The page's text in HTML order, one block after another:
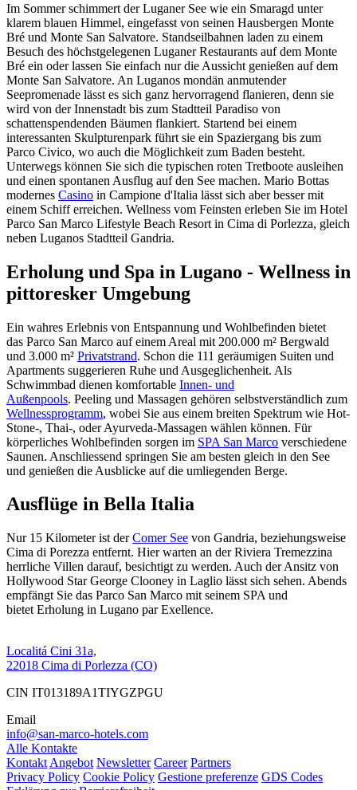
Im Sommer schimmert der Luganer See wie ein Smaragd unter
klarem blauen Himmel, eingefasst von seinen Hausbergen Monte
Bré und Monte San Salvatore. Standseilbahnen laden zu einem
Besuch des höchstgelegenen Luganer Restaurants auf dem Monte
Bré ein oder lassen Sie einfach nur die Aussicht genießen auf dem
Monte San Salvatore. An Luganos mondän anmutender
Seepromenade lässt es sich ganz hervorragend flanieren, denn sie
wird von der Innenstadt bis zum Stadtteil Paradiso von
schattenspendenden Bäumen flankiert. Startend bei einem
interessanten Skulpturenpark führt sie ein Spaziergang bis zum
Parco Civico, wo auch die Möglichkeit zum Baden besteht.
Unterwegs können Sie sich die typischen roten Tretboote ausleihen
und einen spontanen Ausflug auf den See machen. Mario Bottas
modernes Casino in Campione d'Italia lässt sich aber besser mit
einem Schiff erreichen. Wellness vom Feinsten erleben Sie im Hotel
Parco San Marco Lifestyle Beach Resort in Cima di Porlezza, gleich
neben Luganos Stadtteil Gandria.
Erholung und Spa in Lugano - Wellness in
pittoresker Umgebung
Ein wahres Erlebnis von Entspannung und Wohlbefinden bietet
das Parco San Marco auf einem Areal mit 200.000 m² Bergwald
und 3.000 m² Privatstrand. Schon die 111 geräumigen Suiten und
Apartments suggerieren Ruhe und Ausgeglichenheit. Als
Schwimmbad dienen komfortable Innen- und
Außenpools. Peeling und Massagen gehören selbstverständlich zum
Wellnessprogramm, wobei Sie aus einem breiten Spektrum wie Hot-
Stone-, Thai-, oder Ayurveda-Massagen wählen können. Für
körperliches Wohlbefinden sorgen im SPA San Marco verschiedene
Saunen. Anschliessend springen Sie am besten gleich in den See
und genießen die Ausblicke auf die umliegenden Berge.
Ausflüge in Bella Italia
Nur 15 Kilometer ist derComer See von Gandria, beziehungsweise
Cima di Porezza entfernt. Hier warten an der Riviera Tremezzina
herrliche Villen darauf, besichtigt zu werden. Auch der Ansitz von
Hollywood Star George Clooney in Laglio lässt sich sehen. Abends
empfängt Sie das Parco San Marco mit seinem SPA und
bietet Erholung in Lugano par Exellence.
Localitá Cini 31a,
22018 Cima di Porlezza (CO)
CIN IT013189A1TIYGZPGU
Email
info@san-marco-hotels.com
Alle Kontakte
Kontakt Angebot Newsletter Career Partners
Privacy Policy Cookie Policy Gestione preferenze GDS Codes